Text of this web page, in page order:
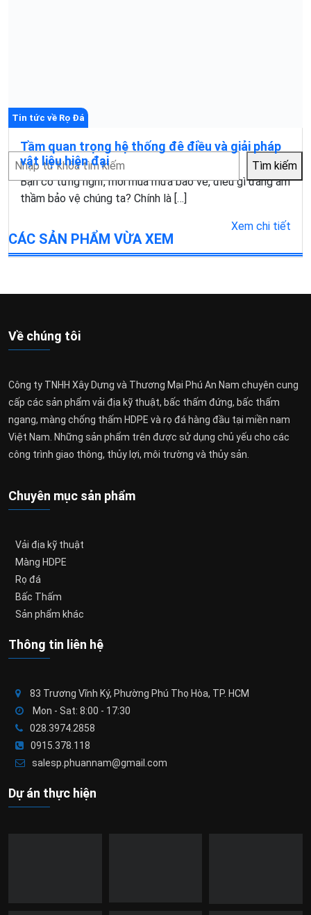
Tin tức về Rọ Đá
Tầm quan trọng hệ thống đê điều và giải pháp
vật liệu hiện đại
Bạn có từng nghĩ, mỗi mùa mưa bão về, điều gì đang âm
thầm bảo vệ chúng ta? Chính là […]
Xem chi tiết
Tìm
Tìm kiếm
CÁC SẢN PHẨM VỪA XEM
Về chúng tôi
Công ty TNHH Xây Dựng và Thương Mại Phú An Nam chuyên cung
cấp các sản phẩm vải địa kỹ thuật, bấc thấm đứng, bấc thấm
ngang, màng chống thấm HDPE và rọ đá hàng đầu tại miền nam
Việt Nam. Những sản phẩm trên được sử dụng chủ yếu cho các
công trình giao thông, thủy lợi, môi trường và thủy sản.
Chuyên mục sản phẩm
Vải địa kỹ thuật
Màng HDPE
Rọ đá
Bấc Thấm
Sản phẩm khác
Thông tin liên hệ
83 Trương Vĩnh Ký, Phường Phú Thọ Hòa, TP. HCM
Mon - Sat: 8:00 - 17:30
028.3974.2858
0915.378.118
salesp.phuannam@gmail.com
Dự án thực hiện